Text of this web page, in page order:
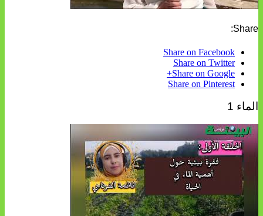
Share:
Share on Facebook
Share on Twitter
Share on Google+
Share on Pinterest
الماء 1